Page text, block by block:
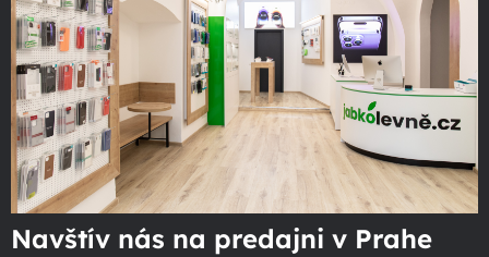
Navštív nás na predajni v Prahe